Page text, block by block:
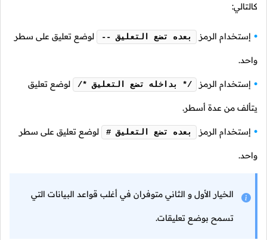
كالتالي:
إستخدام الرمز -- بعده تضع التعليق لوضع تعليق على سطر
واحد.
إستخدام الرمز /* بداخله تضع التعليق */ لوضع تعليق
يتألف من عدة أسطر.
إستخدام الرمز # بعده تضع التعليق لوضع تعليق على سطر
واحد.
الخيار الأول و الثاني متوفران في أغلب قواعد البيانات التي
تسمح بوضع تعليقات.